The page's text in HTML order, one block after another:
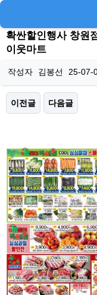
확싼할인행사 창원
이웃마트
작성자 김봉선 25-07-
이전글 다음글
본문